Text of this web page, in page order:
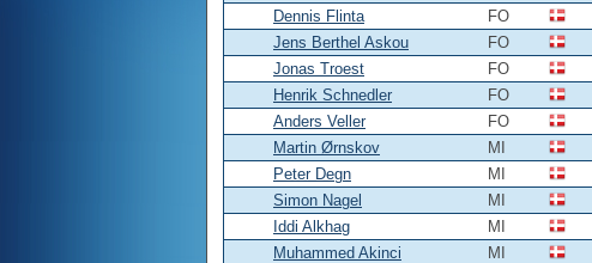
Dennis Flinta
FO
Jens Berthel Askou
FO
Jonas Troest
FO
Henrik Schnedler
FO
Anders Veller
FO
Martin Ørnskov
MI
Peter Degn
MI
Simon Nagel
MI
Iddi Alkhag
MI
Muhammed Akinci
MI